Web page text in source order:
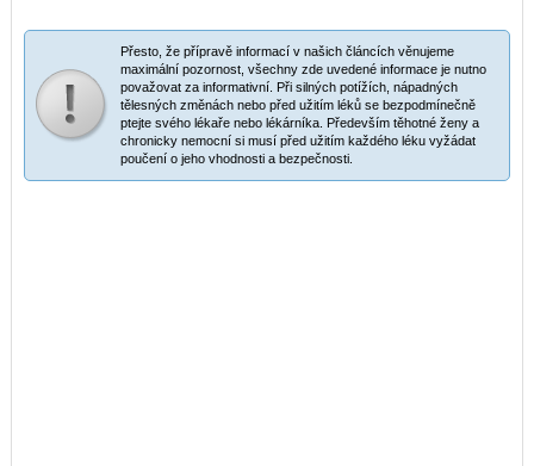
Přesto, že přípravě informací v našich článcích věnujeme
maximální pozornost, všechny zde uvedené informace je nutno
považovat za informativní. Při silných potížích, nápadných
tělesných změnách nebo před užitím léků se bezpodmínečně
ptejte svého lékaře nebo lékárníka. Především těhotné ženy a
chronicky nemocní si musí před užitím každého léku vyžádat
poučení o jeho vhodnosti a bezpečnosti.